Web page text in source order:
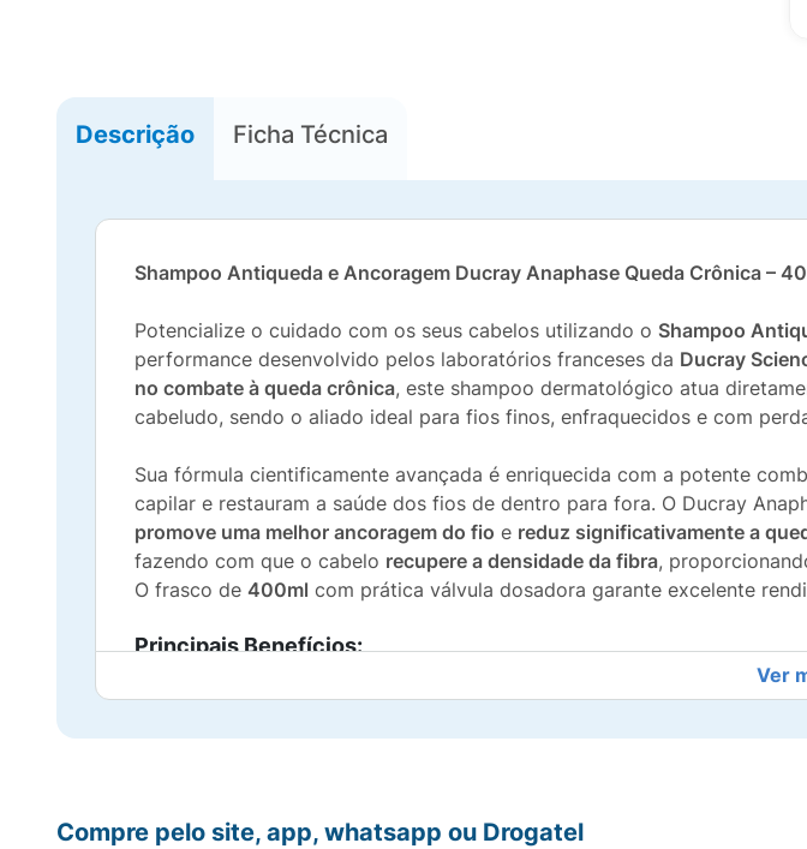
Descrição Ficha Técnica
Shampoo Antiqueda e Ancoragem Ducray Anaphase Queda Crônica –
Potencialize o cuidado com os seus cabelos utilizando o Shampoo
performance desenvolvido pelos laboratórios franceses da Ducray
no combate à queda crônica, este shampoo dermatológico atua
cabeludo, sendo o aliado ideal para fios finos, enfraquecidos e com
Sua fórmula cientificamente avançada é enriquecida com a potente
capilar e restauram a saúde dos fios de dentro para fora. O Ducray
promove uma melhor ancoragem do fio e reduz significativamente a
fazendo com que o cabelo recupere a densidade da fibra,
O frasco de 400ml com prática válvula dosadora garante excelente
Principais Benefícios:
Redução da Queda Capilar:Atua de forma eficaz na interrupção do
Recuperação de Densidade: Devolve a espessura e a força à fibra
Ver
Compre pelo site, app, whatsapp ou Drogatel